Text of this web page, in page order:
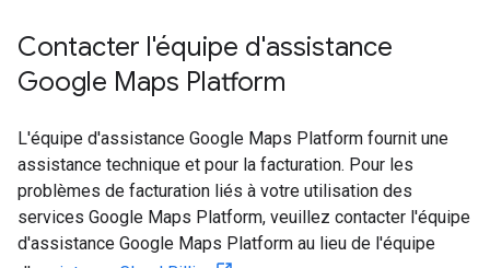
Contacter l'équipe d'assistance
Google Maps Platform
L'équipe d'assistance Google Maps Platform fournit une
assistance technique et pour la facturation. Pour les
problèmes de facturation liés à votre utilisation des
services Google Maps Platform, veuillez contacter l'équipe
d'assistance Google Maps Platform au lieu de l'équipe